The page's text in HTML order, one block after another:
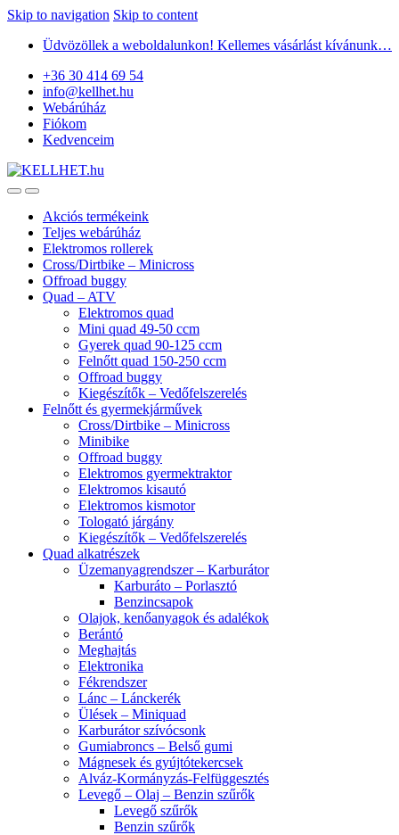
Skip to navigation Skip to content
Üdvözöllek a weboldalunkon! Kellemes vásárlást kívánunk…
+36 30 414 69 54
info@kellhet.hu
Webárúház
Fiókom
Kedvenceim
Akciós termékeink
Teljes webárúház
Elektromos rollerek
Cross/Dirtbike – Minicross
Offroad buggy
Quad – ATV
Elektromos quad
Mini quad 49-50 ccm
Gyerek quad 90-125 ccm
Felnőtt quad 150-250 ccm
Offroad buggy
Kiegészítők – Vedőfelszerelés
Felnőtt és gyermekjárművek
Cross/Dirtbike – Minicross
Minibike
Offroad buggy
Elektromos gyermektraktor
Elektromos kisautó
Elektromos kismotor
Tologató járgány
Kiegészítők – Vedőfelszerelés
Quad alkatrészek
Üzemanyagrendszer – Karburátor
Karburáto – Porlasztó
Benzincsapok
Olajok, kenőanyagok és adalékok
Berántó
Meghajtás
Elektronika
Fékrendszer
Lánc – Lánckerék
Ülések – Miniquad
Karburátor szívócsonk
Gumiabroncs – Belső gumi
Mágnesek és gyújtótekercsek
Alváz-Kormányzás-Felfüggesztés
Levegő – Olaj – Benzin szűrők
Levegő szűrők
Benzin szűrők